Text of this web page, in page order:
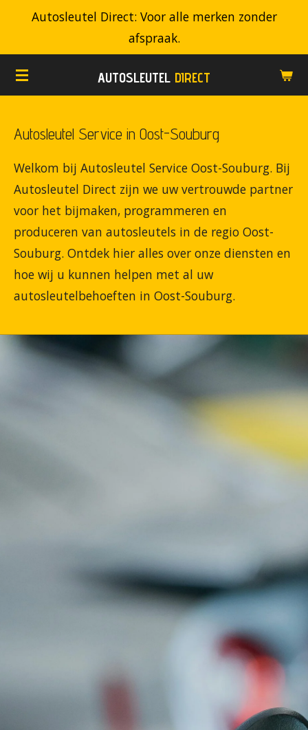
de
AUTOSLEUTEL DIRECT
Autosleutel Direct: Voor alle merken zonder
afspraak.
Autosleutel Service in Oost-Souburg
Welkom bij Autosleutel Service Oost-Souburg. Bij
Autosleutel Direct zijn we uw vertrouwde partner
voor het bijmaken, programmeren en
produceren van autosleutels in de regio Oost-
Souburg. Ontdek hier alles over onze diensten en
hoe wij u kunnen helpen met al uw
autosleutelbehoeften in Oost-Souburg.